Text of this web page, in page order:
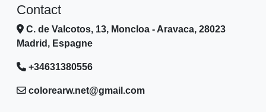
Contact
C. de Valcotos, 13, Moncloa - Aravaca, 28023
Madrid, Espagne
+34631380556
colorearw.net@gmail.com